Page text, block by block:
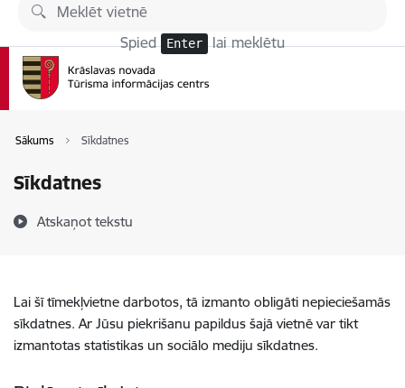
Pāriet uz lapas saturu
Spied Enter lai meklētu
Sākums Sīkdatnes
Sīkdatnes
Atskaņot tekstu
Lai šī tīmekļvietne darbotos, tā izmanto obligāti nepieciešamās
sīkdatnes. Ar Jūsu piekrišanu papildus šajā vietnē var tikt
izmantotas statistikas un sociālo mediju sīkdatnes.